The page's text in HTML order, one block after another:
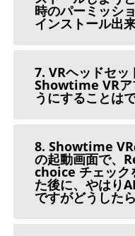
時のパーミッシ
インストール出
7. VRヘッドセッ
Showtime VRア
うにすることは
8. Showtime VR
の起動画面で、
choice チェック
た後に、やはり
ですがどうした